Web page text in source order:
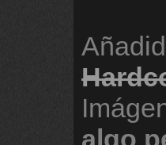
algo